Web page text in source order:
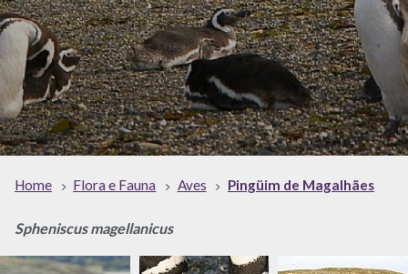
Home Flora e Fauna Aves Pingüim de Magalhães
Spheniscus magellanicus